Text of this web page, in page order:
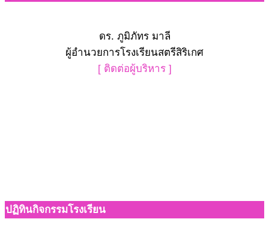
ดร. ภูมิภัทร มาลี
ผู้อำนวยการโรงเรียนสตรีสิริเกศ
[ ติดต่อผู้บริหาร ]
ปฏิทินกิจกรรมโรงเรียน